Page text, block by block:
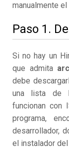
manualmente
Paso 1.
Si no hay un
que admita
debe
una lista de
funcionan con
programa,
desarrollador,
el instalador